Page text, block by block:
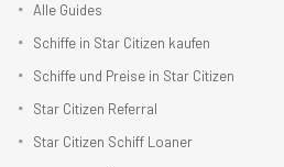
Alle Guides
Schiffe in Star Citizen kaufen
Schiffe und Preise in Star Citizen
Star Citizen Referral
Star Citizen Schiff Loaner